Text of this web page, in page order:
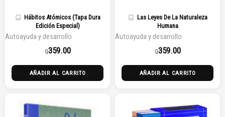
Hábitos Atómicos (Tapa Dura
Edición Especial)
Autoayuda y desarrollo
Q359.00
AÑADIR AL CARRITO
Las Leyes De La Naturaleza
Humana
Autoayuda y desarrollo
Q359.00
AÑADIR AL CARRITO